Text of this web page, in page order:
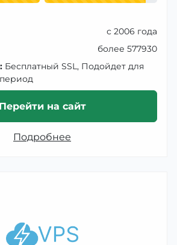
с 2006 года
более 577930
Бесплатный SSL, Подойдет для
Перейти на сайт
Подробнее